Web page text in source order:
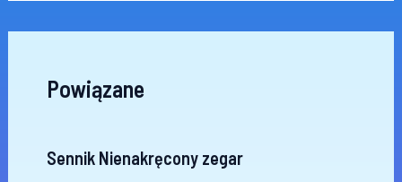
Powiązane
Sennik Nienakręcony zegar